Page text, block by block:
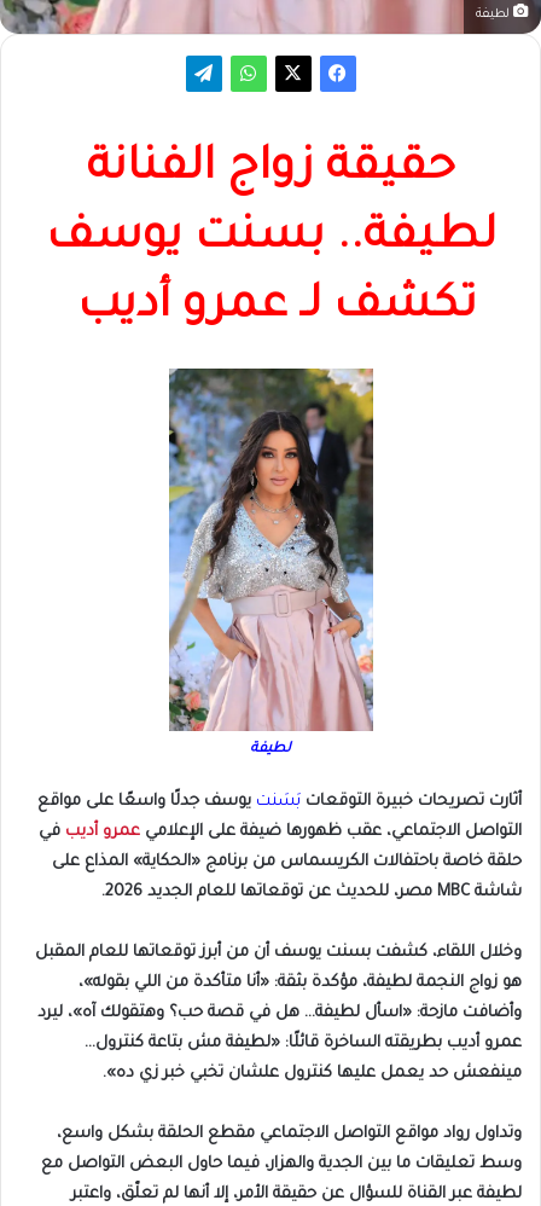
لطيفة
حقيقة زواج الفنانة
لطيفة.. بسنت يوسف
تكشف لـ عمرو أديب
لطيفة
أثارت تصريحات خبيرة التوقعات بَسَنت يوسف جدلًا واسعًا على مواقع
التواصل الاجتماعي، عقب ظهورها ضيفة على الإعلامي عمرو أديب في
حلقة خاصة باحتفالات الكريسماس من برنامج «الحكاية» المذاع على
شاشة MBC مصر، للحديث عن توقعاتها للعام الجديد 2026.
وخلال اللقاء، كشفت بسنت يوسف أن من أبرز توقعاتها للعام المقبل
هو زواج النجمة لطيفة، مؤكدة بثقة: «أنا متأكدة من اللي بقوله»،
وأضافت مازحة: «اسأل لطيفة… هل في قصة حب؟ وهتقولك آه»، ليرد
عمرو أديب بطريقته الساخرة قائلًا: «لطيفة مش بتاعة كنترول…
مينفعش حد يعمل عليها كنترول علشان تخبي خبر زي ده».
وتداول رواد مواقع التواصل الاجتماعي مقطع الحلقة بشكل واسع،
وسط تعليقات ما بين الجدية والهزار، فيما حاول البعض التواصل مع
لطيفة عبر القناة للسؤال عن حقيقة الأمر، إلا أنها لم تعلّق، واعتبر